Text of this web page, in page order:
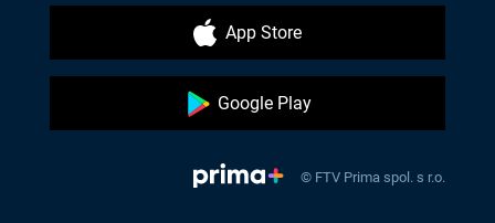
App Store
Google Play
© FTV Prima spol. s r.o.